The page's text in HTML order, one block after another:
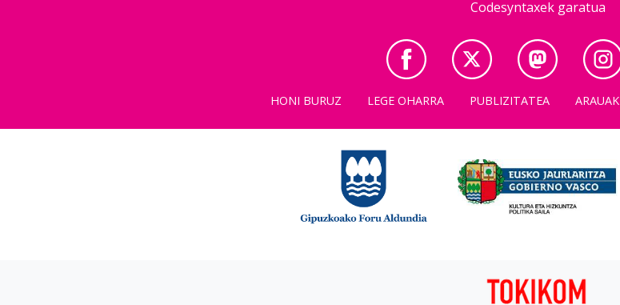
Codesyntaxek garatua
HONI BURUZ LEGE OHARRA PUBLIZITATEA ARAUAK